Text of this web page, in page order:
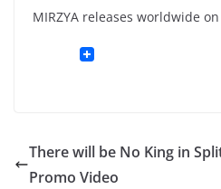
MIRZYA releases worldwide on
There will be No King in
Promo Video